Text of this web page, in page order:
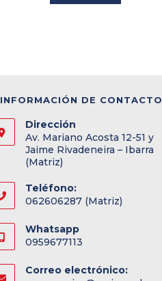
INFORMACIÓN DE CONTACTO
Dirección
Av. Mariano Acosta 12-51 y
Jaime Rivadeneira – Ibarra
(Matriz)
Teléfono:
062606287 (Matriz)
Whatsapp
0959677113
Correo electrónico: